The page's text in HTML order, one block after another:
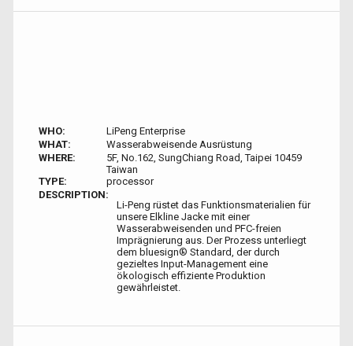
WHO:
LiPeng Enterprise
WHAT:
Wasserabweisende Ausrüstung
WHERE:
5F, No.162, SungChiang Road, Taipei 10459
Taiwan
TYPE:
processor
DESCRIPTION:
Li-Peng rüstet das Funktionsmaterialien für
unsere Elkline Jacke mit einer
Wasserabweisenden und PFC-freien
Imprägnierung aus. Der Prozess unterliegt
dem bluesign® Standard, der durch
gezieltes Input-Management eine
ökologisch effiziente Produktion
gewährleistet.